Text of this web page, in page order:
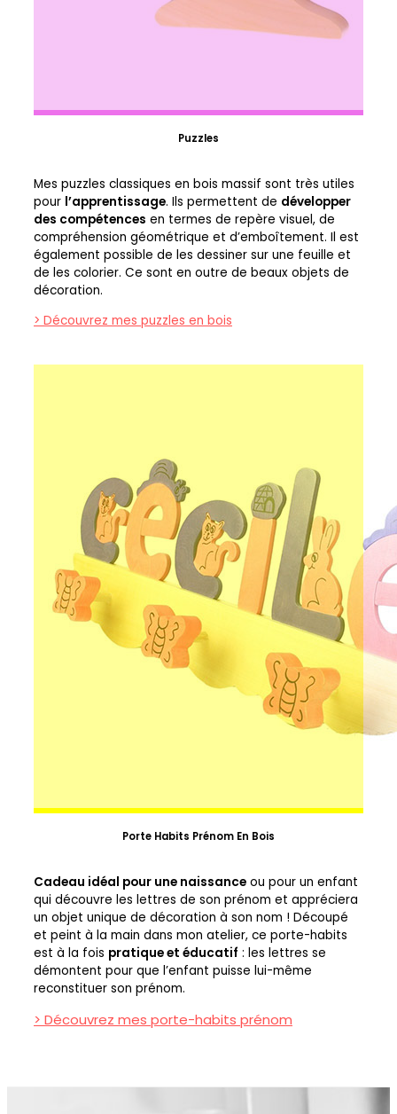
Puzzles
Mes puzzles classiques en bois massif sont très utiles
pour l’apprentissage. Ils permettent de développer
des compétences en termes de repère visuel, de
compréhension géométrique et d’emboîtement. Il est
également possible de les dessiner sur une feuille et
de les colorier. Ce sont en outre de beaux objets de
décoration.
> Découvrez mes puzzles en bois
Porte Habits Prénom En Bois
Cadeau idéal pour une naissance ou pour un enfant
qui découvre les lettres de son prénom et appréciera
un objet unique de décoration à son nom ! Découpé
et peint à la main dans mon atelier, ce porte-habits
est à la fois pratique et éducatif : les lettres se
démontent pour que l’enfant puisse lui-même
reconstituer son prénom.
> Découvrez mes porte-habits prénom